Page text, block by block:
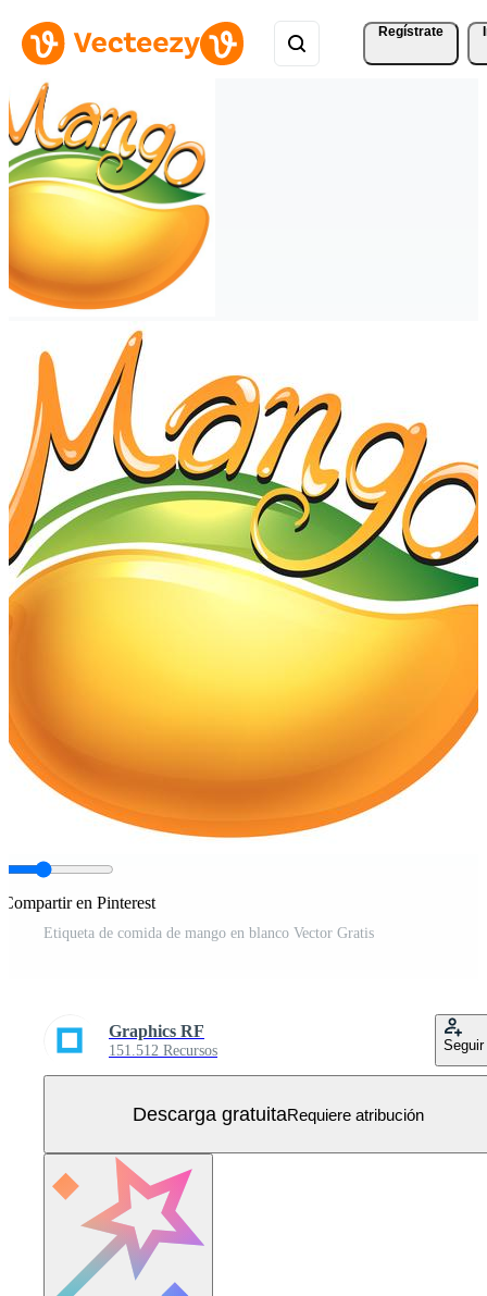
Regístrate
Compartir en Pinterest
Etiqueta de comida de mango en blanco Vector Gratis
Graphics RF
151.512 Recursos Seguir
Descarga gratuitaRequiere atribución